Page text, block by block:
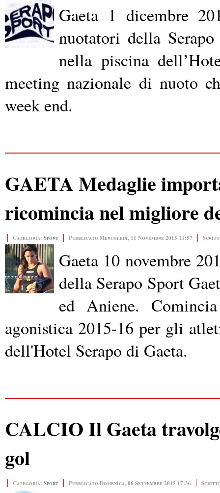
Gaeta 1 dicembre
nuotatori della
nella piscina
meeting nazionale di nuoto
week end.
GAETA Medaglie
ricomincia nel migliore
Categoria: Sport Pubblicato Mercoledì, 11 Novembre 2015 11:57
Gaeta 10 novembre
della Serapo Sport
ed Aniene.
agonistica 2015-16 per gli
dell'Hotel Serapo di Gaeta.
CALCIO Il Gaeta
gol
Categoria: Sport Pubblicato Domenica, 06 Settembre 2015 17:36 Scritto